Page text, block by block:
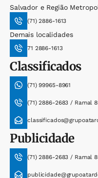
Salvador e Região
(71) 2886-1613
Demais localidades
71 2886-1613
Classificados
(71) 99965-8961
(71) 2886-2683 / Ramal
Publicidade
(71) 2886-2683 / Ramal